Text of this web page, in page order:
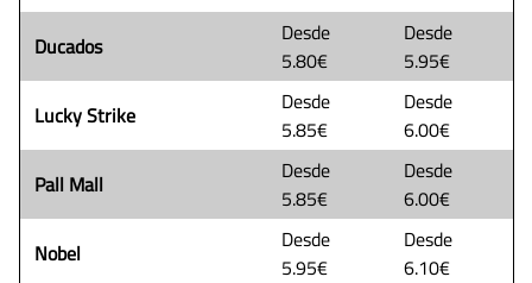
Ducados
Desde
5.80€
Desde
5.95€
Lucky Strike
Desde
5.85€
Desde
6.00€
Pall Mall
Desde
5.85€
Desde
6.00€
Nobel
Desde
5.95€
Desde
6.10€